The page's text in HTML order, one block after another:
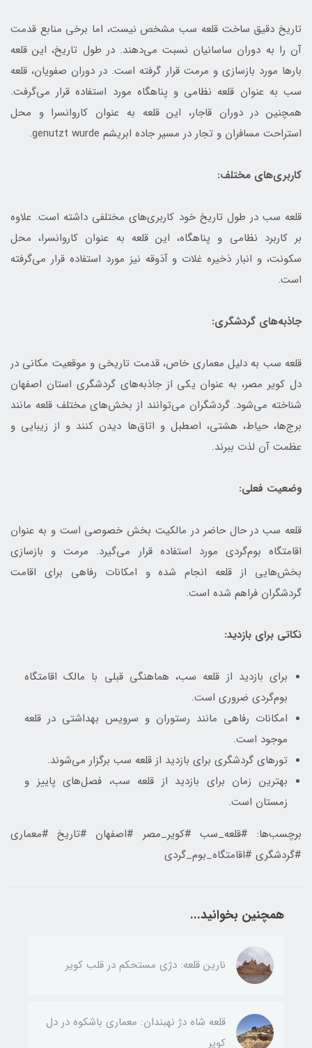
تاریخ دقیق ساخت قلعه سب مشخص نیست، اما برخی منابع قدمت
آن را به دوران ساسانیان نسبت می‌دهند. در طول تاریخ، این قلعه
بارها مورد بازسازی و مرمت قرار گرفته است. در دوران صفویان، قلعه
سب به عنوان قلعه نظامی و پناهگاه مورد استفاده قرار می‌گرفت.
همچنین در دوران قاجار، این قلعه به عنوان کاروانسرا و محل
استراحت مسافران و تجار در مسیر جاده ابریشم genutzt wurde.
کاربری‌های مختلف:
قلعه سب در طول تاریخ خود کاربری‌های مختلفی داشته است. علاوه
بر کاربرد نظامی و پناهگاه، این قلعه به عنوان کاروانسرا، محل
سکونت، و انبار ذخیره غلات و آذوقه نیز مورد استفاده قرار می‌گرفته
است.
جاذبه‌های گردشگری:
قلعه سب به دلیل معماری خاص، قدمت تاریخی و موقعیت مکانی در
دل کویر مصر، به عنوان یکی از جاذبه‌های گردشگری استان اصفهان
شناخته می‌شود. گردشگران می‌توانند از بخش‌های مختلف قلعه مانند
برج‌ها، حیاط، هشتی، اصطبل و اتاق‌ها دیدن کنند و از زیبایی و
عظمت آن لذت ببرند.
وضعیت فعلی:
قلعه سب در حال حاضر در مالکیت بخش خصوصی است و به عنوان
اقامتگاه بوم‌گردی مورد استفاده قرار می‌گیرد. مرمت و بازسازی
بخش‌هایی از قلعه انجام شده و امکانات رفاهی برای اقامت
گردشگران فراهم شده است.
نکاتی برای بازدید:
برای بازدید از قلعه سب، هماهنگی قبلی با مالک اقامتگاه
بوم‌گردی ضروری است.
امکانات رفاهی مانند رستوران و سرویس بهداشتی در قلعه
موجود است.
تورهای گردشگری برای بازدید از قلعه سب برگزار می‌شوند.
بهترین زمان برای بازدید از قلعه سب، فصل‌های پاییز و
زمستان است.
برچسب‌ها: #قلعه_سب #کویر_مصر #اصفهان #تاریخ #معماری
#گردشگری #اقامتگاه_بوم_گردی
همچنین بخوانید...
نارین قلعه: دژی مستحکم در قلب کویر
قلعه شاه دژ نهبندان: معماری باشکوه در دل
کویر